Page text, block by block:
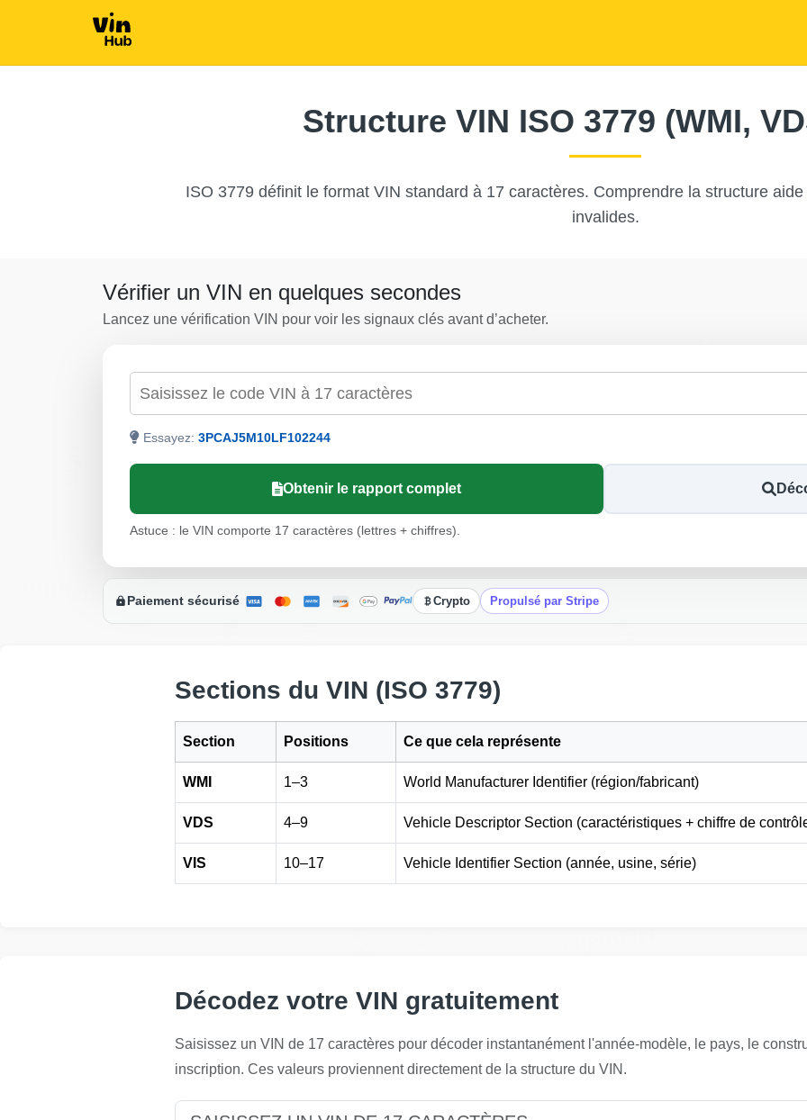
Autocheck Copart IAAI Manheim
Manheim
Copart Manheim
IAAI
Copart
Autocheck
Manheim Copart
Manheim
Manheim
Manheim
Autocheck
Manheim
Autocheck
Structure VIN ISO 3779 (WMI,
ISO 3779 définit le format VIN standard à 17 caractères. Comprendre la structure
invalides.
Vérifier un VIN en quelques secondes
Lancez une vérification VIN pour voir les signaux clés avant d’acheter.
Essayez: 3PCAJ5M10LF102244
Obtenir le rapport complet
Astuce : le VIN comporte 17 caractères (lettres + chiffres).
Paiement sécurisé Crypto Propulsé par Stripe
Sections du VIN (ISO 3779)
Section Positions Ce que cela représente
WMI 1–3 World Manufacturer Identifier (région/fabricant)
VDS 4–9 Vehicle Descriptor Section (caractéristiques + chiffre de
VIS 10–17 Vehicle Identifier Section (année, usine, série)
Décodez votre VIN gratuitement
Saisissez un VIN de 17 caractères pour décoder instantanément l'année-modèle, le pays, le
inscription. Ces valeurs proviennent directement de la structure du VIN.